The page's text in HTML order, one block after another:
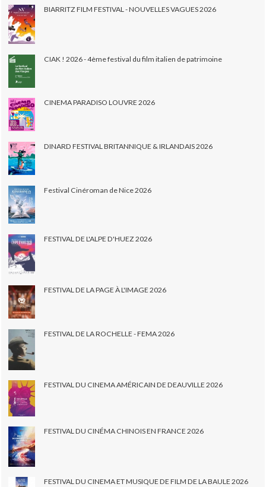
BIARRITZ FILM FESTIVAL - NOUVELLES VAGUES 2026
CIAK ! 2026 - 4ème festival du film italien de patrimoine
CINEMA PARADISO LOUVRE 2026
DINARD FESTIVAL BRITANNIQUE & IRLANDAIS 2026
Festival Cinéroman de Nice 2026
FESTIVAL DE L'ALPE D'HUEZ 2026
FESTIVAL DE LA PAGE À L'IMAGE 2026
FESTIVAL DE LA ROCHELLE - FEMA 2026
FESTIVAL DU CINEMA AMÉRICAIN DE DEAUVILLE 2026
FESTIVAL DU CINÉMA CHINOIS EN FRANCE 2026
FESTIVAL DU CINEMA ET MUSIQUE DE FILM DE LA BAULE 2026